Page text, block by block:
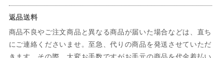
返品送料
商品不良やご注文商品と異なる商品が届いた場合などは、直ち
にご連絡くださいませ。至急、代りの商品を発送させていただ